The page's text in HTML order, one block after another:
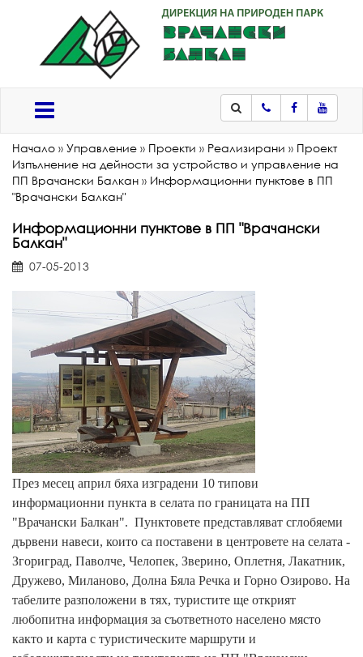
ТелефонFacebook
Начало » Управление » Проекти » Реализирани » Проект
Изпълнение на дейности за устройство и управление на
ПП Врачански Балкан » Информационни пунктове в ПП
"Врачански Балкан"
Информационни пунктове в ПП "Врачански
Балкан"
07-05-2013
През месец април бяха изградени 10 типови
информационни пункта в селата по границата на ПП
"Врачански Балкан". Пунктовете представляват сглобяеми
дървени навеси, които са поставени в центровете на селата -
Згориград, Паволче, Челопек, Зверино, Оплетня, Лакатник,
Дружево, Миланово, Долна Бяла Речка и Горно Озирово. На
табелите разположени в тях, туристите ще открият
любопитна информация за съответното населено място
както и карта с туристическите маршрути и